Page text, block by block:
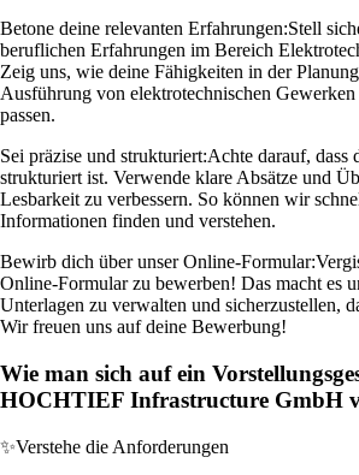
Betone deine relevanten Erfahrungen:Stell
beruflichen Erfahrungen im Bereich
Zeig uns, wie deine Fähigkeiten in der
Ausführung von elektrotechnischen Gewerken
passen.
Sei präzise und strukturiert:Achte darauf, dass
strukturiert ist. Verwende klare Absätze und
Lesbarkeit zu verbessern. So können wir
Informationen finden und verstehen.
Bewirb dich über unser Online-Formular:
Online-Formular zu bewerben! Das macht es
Unterlagen zu verwalten und sicherzustellen,
Wir freuen uns auf deine Bewerbung!
Wie man sich auf ein
HOCHTIEF Infrastructure GmbH
✨Verstehe die Anforderungen